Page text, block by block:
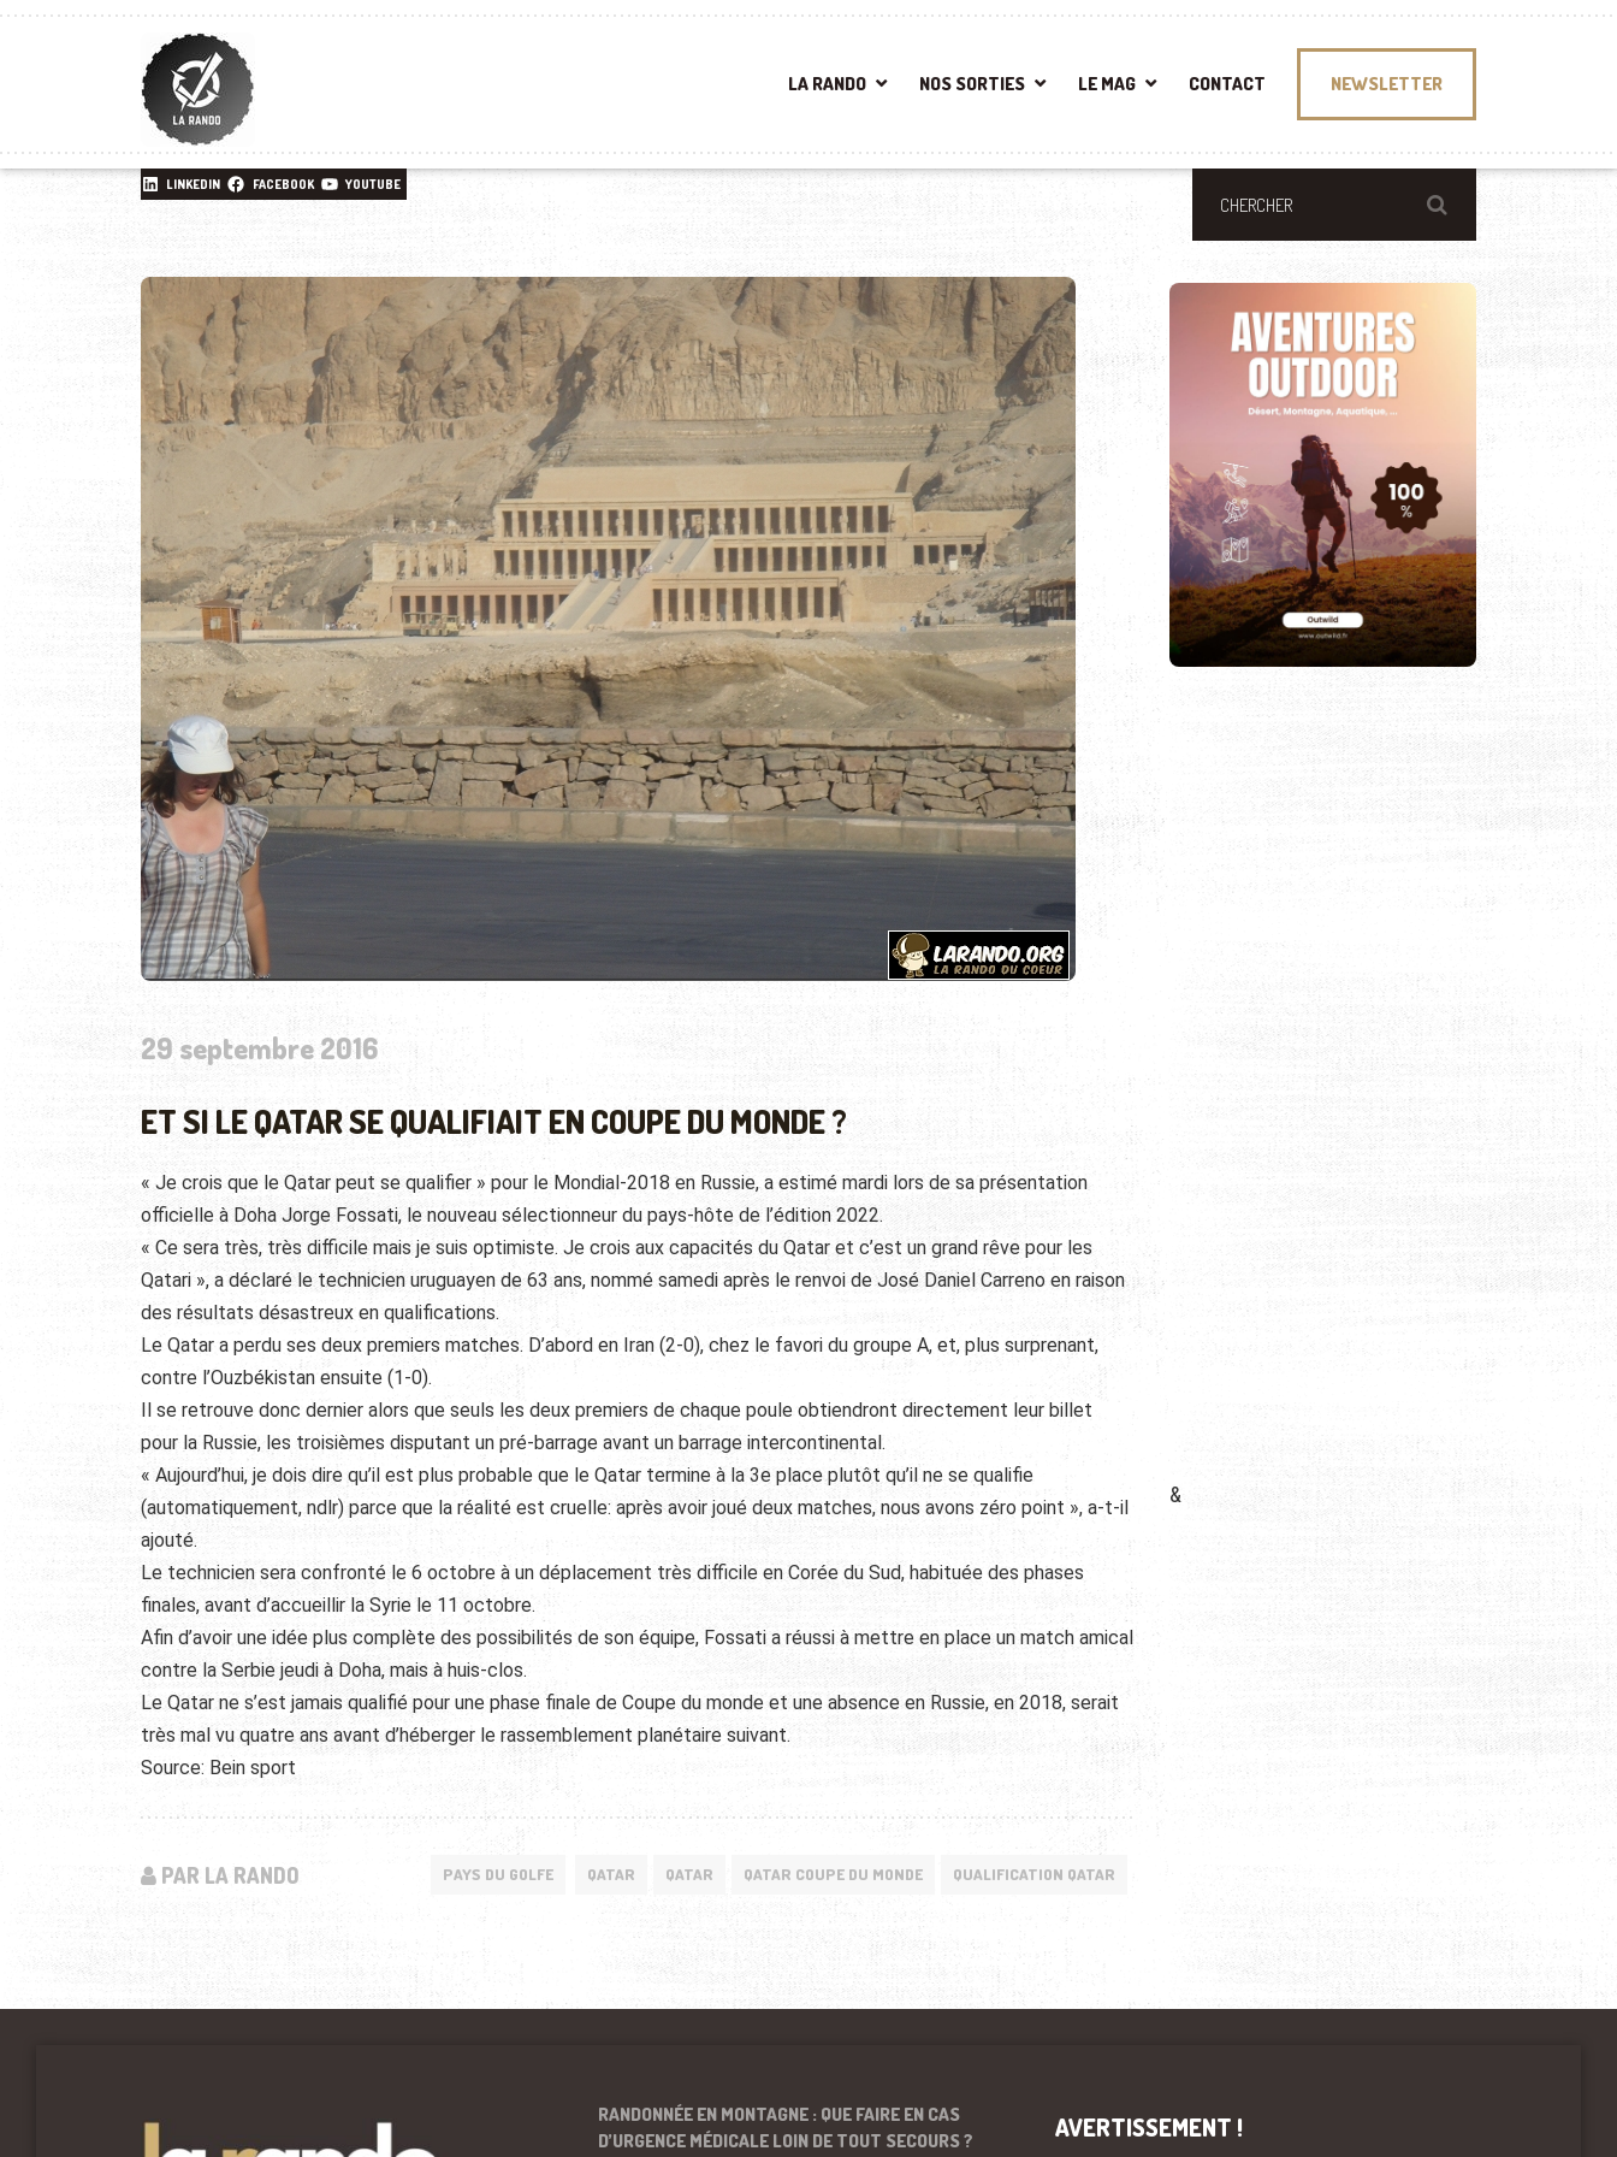
LA RANDO NOS SORTIES LE MAG CONTACT NEWSLETTER
LINKEDIN FACEBOOK YOUTUBE
29 septembre 2016
ET SI LE QATAR SE QUALIFIAIT EN COUPE DU MONDE ?
« Je crois que le Qatar peut se qualifier » pour le Mondial-2018 en Russie, a estimé mardi lors de sa présentation
officielle à Doha Jorge Fossati, le nouveau sélectionneur du pays-hôte de l’édition 2022.
« Ce sera très, très difficile mais je suis optimiste. Je crois aux capacités du Qatar et c’est un grand rêve pour les
Qatari », a déclaré le technicien uruguayen de 63 ans, nommé samedi après le renvoi de José Daniel Carreno en raison
des résultats désastreux en qualifications.
Le Qatar a perdu ses deux premiers matches. D’abord en Iran (2-0), chez le favori du groupe A, et, plus surprenant,
contre l’Ouzbékistan ensuite (1-0).
Il se retrouve donc dernier alors que seuls les deux premiers de chaque poule obtiendront directement leur billet
pour la Russie, les troisièmes disputant un pré-barrage avant un barrage intercontinental.
« Aujourd’hui, je dois dire qu’il est plus probable que le Qatar termine à la 3e place plutôt qu’il ne se qualifie
(automatiquement, ndlr) parce que la réalité est cruelle: après avoir joué deux matches, nous avons zéro point », a-t-il
ajouté.
Le technicien sera confronté le 6 octobre à un déplacement très difficile en Corée du Sud, habituée des phases
finales, avant d’accueillir la Syrie le 11 octobre.
Afin d’avoir une idée plus complète des possibilités de son équipe, Fossati a réussi à mettre en place un match amical
contre la Serbie jeudi à Doha, mais à huis-clos.
Le Qatar ne s’est jamais qualifié pour une phase finale de Coupe du monde et une absence en Russie, en 2018, serait
très mal vu quatre ans avant d’héberger le rassemblement planétaire suivant.
Source: Bein sport
PAR LA RANDO PAYS DU GOLFE QATAR QATAR QATAR COUPE DU MONDE QUALIFICATION QATAR
&
RANDONNÉE EN MONTAGNE : QUE FAIRE EN CAS
D’URGENCE MÉDICALE LOIN DE TOUT SECOURS ?
AVERTISSEMENT !